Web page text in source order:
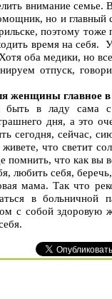
внимание
но и
поэтому
время на себя.
оба медики, но
отпуск,
женщины главное
в ладу сама с
дня, а это
сегодня, сейчас,
что светит
что как вы
любить себя,
мама. Так что
в
с собой здоровую